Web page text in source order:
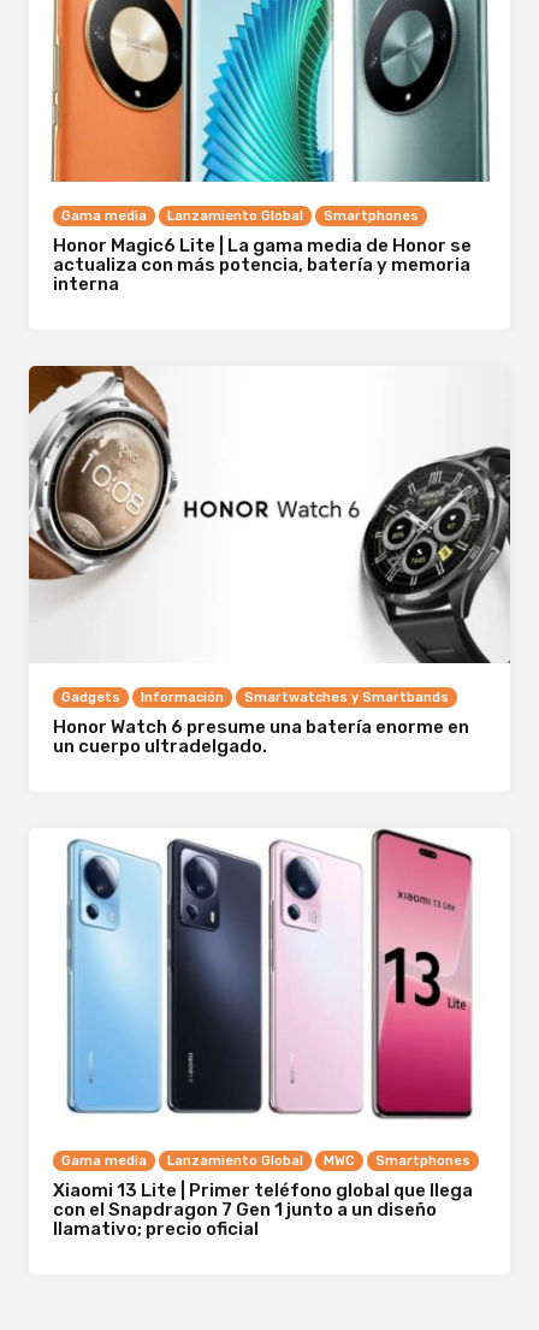
Gama media Lanzamiento Global Smartphones
Honor Magic6 Lite | La gama media de Honor se
actualiza con más potencia, batería y memoria
interna
Gadgets Información Smartwatches y Smartbands
Honor Watch 6 presume una batería enorme en
un cuerpo ultradelgado.
Gama media Lanzamiento Global MWC Smartphones
Xiaomi 13 Lite | Primer teléfono global que llega
con el Snapdragon 7 Gen 1 junto a un diseño
llamativo; precio oficial